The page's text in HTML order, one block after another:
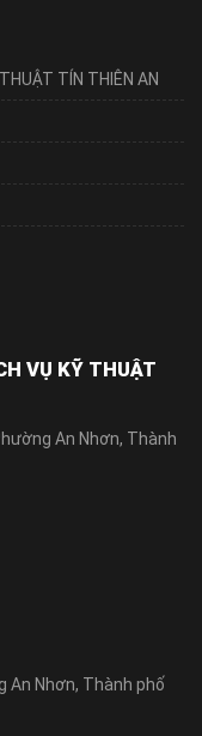
TÍN THIÊN AN
VỤ KỸ THUẬT
An Nhơn, Thành
An Nhơn, Thành phố